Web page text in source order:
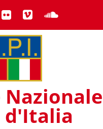
Nazionale
d'Italia